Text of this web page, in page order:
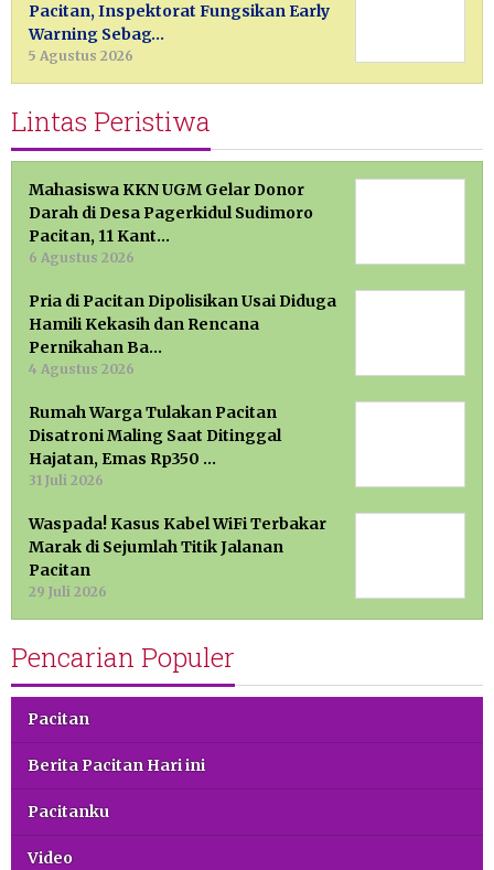
Pacitan, Inspektorat Fungsikan Early
Warning Sebag…
5 Agustus 2026
Lintas Peristiwa
Mahasiswa KKN UGM Gelar Donor
Darah di Desa Pagerkidul Sudimoro
Pacitan, 11 Kant…
6 Agustus 2026
Pria di Pacitan Dipolisikan Usai Diduga
Hamili Kekasih dan Rencana
Pernikahan Ba…
4 Agustus 2026
Rumah Warga Tulakan Pacitan
Disatroni Maling Saat Ditinggal
Hajatan, Emas Rp350 …
31 Juli 2026
Waspada! Kasus Kabel WiFi Terbakar
Marak di Sejumlah Titik Jalanan
Pacitan
29 Juli 2026
Pencarian Populer
Pacitan
Berita Pacitan Hari ini
Pacitanku
Video